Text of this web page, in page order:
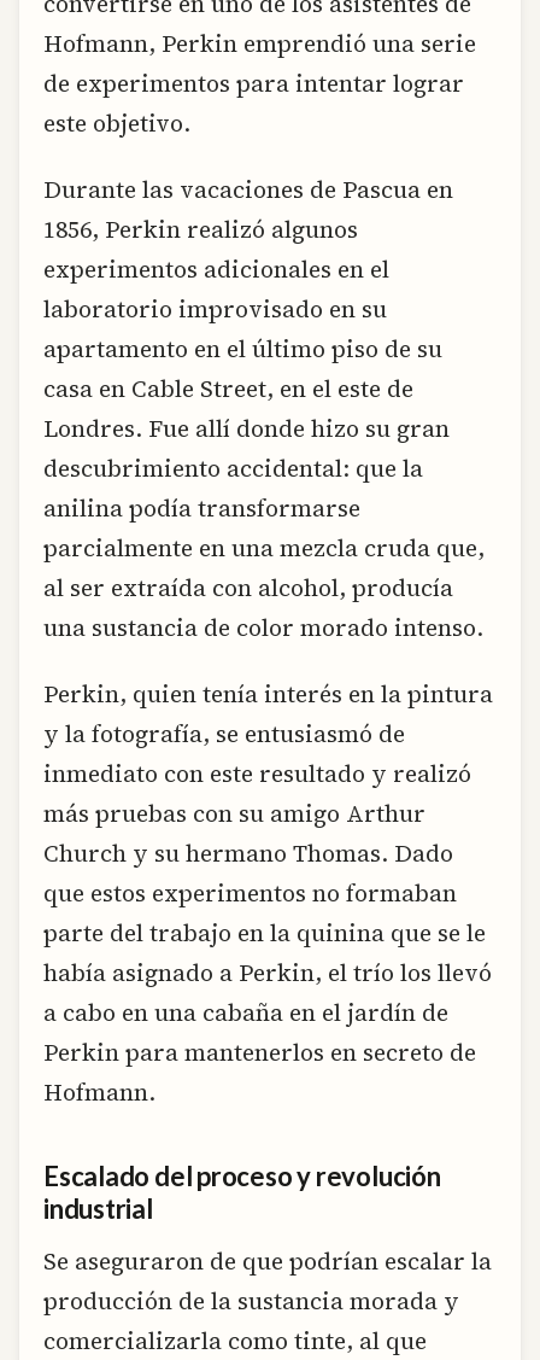
Hofmann, Perkin emprendió una serie
de experimentos para intentar lograr
este objetivo.
Durante las vacaciones de Pascua en
1856, Perkin realizó algunos
experimentos adicionales en el
laboratorio improvisado en su
apartamento en el último piso de su
casa en Cable Street, en el este de
Londres. Fue allí donde hizo su gran
descubrimiento accidental: que la
anilina podía transformarse
parcialmente en una mezcla cruda que,
al ser extraída con alcohol, producía
una sustancia de color morado intenso.
Perkin, quien tenía interés en la pintura
y la fotografía, se entusiasmó de
inmediato con este resultado y realizó
más pruebas con su amigo Arthur
Church y su hermano Thomas. Dado
que estos experimentos no formaban
parte del trabajo en la quinina que se le
había asignado a Perkin, el trío los llevó
a cabo en una cabaña en el jardín de
Perkin para mantenerlos en secreto de
Hofmann.
Escalado del proceso y revolución
industrial
Se aseguraron de que podrían escalar la
producción de la sustancia morada y
comercializarla como tinte, al que